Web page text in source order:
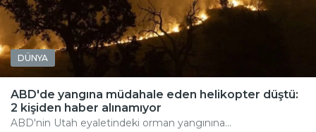
DÜNYA
ABD'de yangına müdahale eden helikopter düştü:
2 kişiden haber alınamıyor
ABD'nin Utah eyaletindeki orman yangınına...